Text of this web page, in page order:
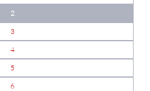
2
3
4
5
6